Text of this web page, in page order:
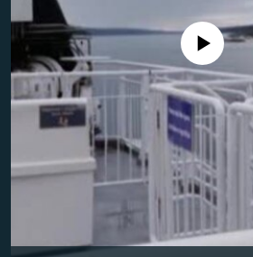
РСЕ веб страници
No media source